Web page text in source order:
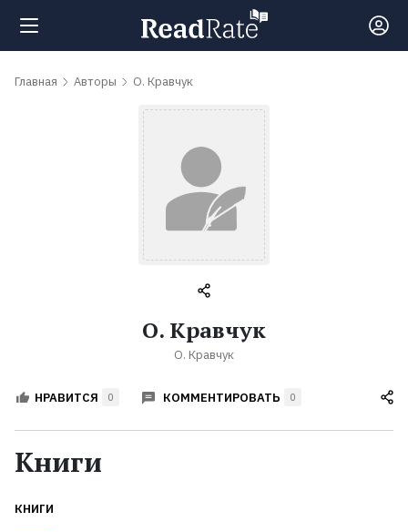
Поиск
Авторы
Жанры
Главная Авторы О. Кравчук
О. Кравчук
О. Кравчук
НРАВИТСЯ 0 КОММЕНТИРОВАТЬ 0
Книги
КНИГИ